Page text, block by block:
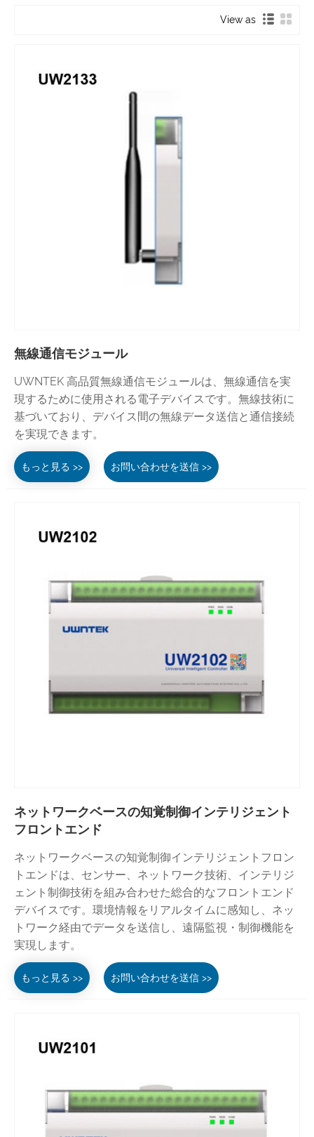
View as
無線通信モジュール
UWNTEK 高品質無線通信モジュールは、無線通信を実
現するために使用される電子デバイスです。無線技術に
基づいており、デバイス間の無線データ送信と通信接続
を実現できます。
もっと見る >> お問い合わせを送信 >>
ネットワークベースの知覚制御インテリジェント
フロントエンド
ネットワークベースの知覚制御インテリジェントフロン
トエンドは、センサー、ネットワーク技術、インテリジ
ェント制御技術を組み合わせた総合的なフロントエンド
デバイスです。環境情報をリアルタイムに感知し、ネッ
トワーク経由でデータを送信し、遠隔監視・制御機能を
実現します。
もっと見る >> お問い合わせを送信 >>